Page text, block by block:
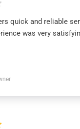
quick and reliable
was very